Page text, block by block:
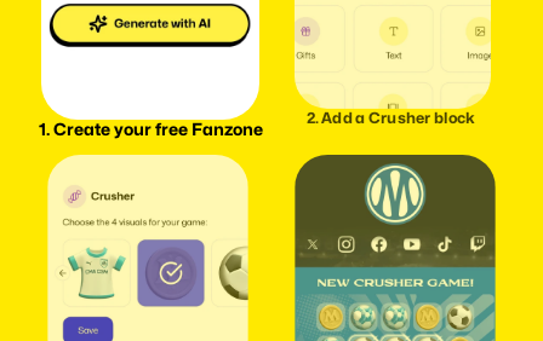
1. Create your free Fanzone
2. Add a Crusher block